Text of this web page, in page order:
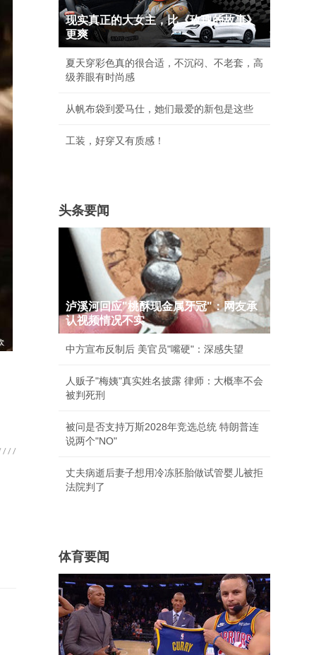
现实真正的大女主，比《玫瑰的故事》
更爽
夏天穿彩色真的很合适，不沉闷、不老套，高
级养眼有时尚感
从帆布袋到爱马仕，她们最爱的新包是这些
工装，好穿又有质感！
头条要闻
泸溪河回应"桃酥现金属牙冠"：网友承
认视频情况不实
中方宣布反制后 美官员"嘴硬"：深感失望
人贩子"梅姨"真实姓名披露 律师：大概率不会
被判死刑
被问是否支持万斯2028年竞选总统 特朗普连
说两个"NO"
丈夫病逝后妻子想用冷冻胚胎做试管婴儿被拒
法院判了
体育要闻